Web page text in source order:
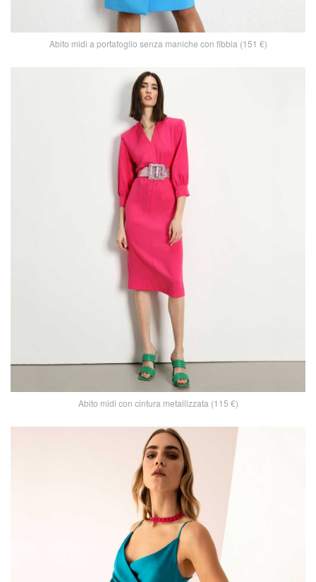
Abito midi a portafoglio senza maniche con fibbia (151 €)
Abito midi con cintura metallizzata (115 €)